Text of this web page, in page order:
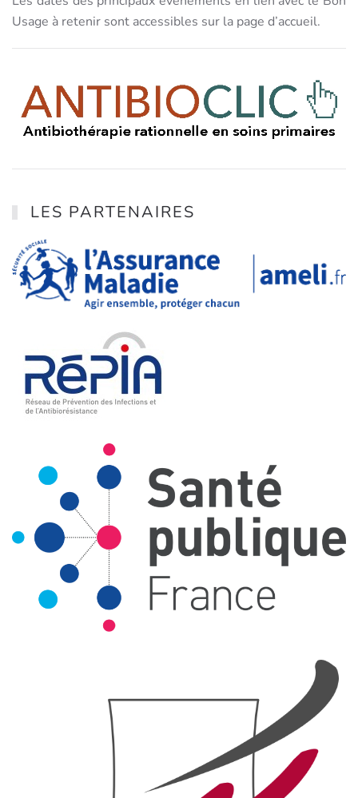
Usage à retenir sont accessibles sur la page d’accueil.
LES PARTENAIRES